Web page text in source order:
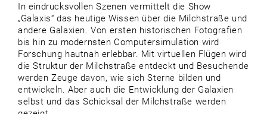
In eindrucksvollen Szenen vermittelt die Show
„Galaxis“ das heutige Wissen über die Milchstraße und
andere Galaxien. Von ersten historischen Fotografien
bis hin zu modernsten Computersimulation wird
Forschung hautnah erlebbar. Mit virtuellen Flügen wird
die Struktur der Milchstraße entdeckt und Besuchende
werden Zeuge davon, wie sich Sterne bilden und
entwickeln. Aber auch die Entwicklung der Galaxien
selbst und das Schicksal der Milchstraße werden